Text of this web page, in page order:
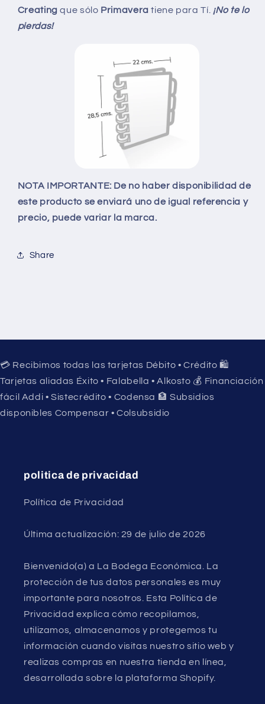
Creating que sólo Primavera tiene para Tí. ¡No te lo
pierdas!
NOTA IMPORTANTE: De no haber disponibilidad de
este producto se enviará uno de igual referencia y
precio, puede variar la marca.
Share
💳 Recibimos todas las tarjetas Débito • Crédito 🛍️
Tarjetas aliadas Éxito • Falabella • Alkosto 💰 Financiación
fácil Addi • Sistecrédito • Codensa 🏦 Subsidios
disponibles Compensar • Colsubsidio
politica de privacidad
Política de Privacidad
Última actualización: 29 de julio de 2026
Bienvenido(a) a La Bodega Económica. La
protección de tus datos personales es muy
importante para nosotros. Esta Política de
Privacidad explica cómo recopilamos,
utilizamos, almacenamos y protegemos tu
información cuando visitas nuestro sitio web y
realizas compras en nuestra tienda en línea,
desarrollada sobre la plataforma Shopify.